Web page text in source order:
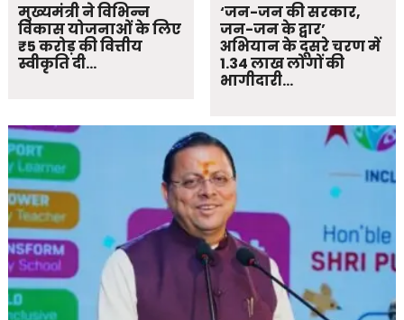
मुख्यमंत्री ने विभिन्न
विकास योजनाओं के लिए
₹5 करोड़ की वित्तीय
स्वीकृति दी…
‘जन-जन की सरकार,
जन-जन के द्वार’
अभियान के दूसरे चरण में
1.34 लाख लोगों की
भागीदारी…